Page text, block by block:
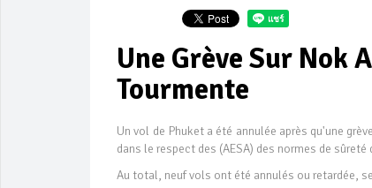
Une Grève Sur Nok
Tourmente
Un vol de Phuket a été annulée après qu'une
dans le respect des (AESA) des normes de
Au total, neuf vols ont été annulés ou retardée,